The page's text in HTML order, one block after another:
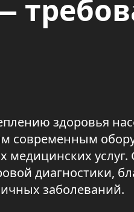
здоровья
современным
услуг.
диагностики,
заболеваний.